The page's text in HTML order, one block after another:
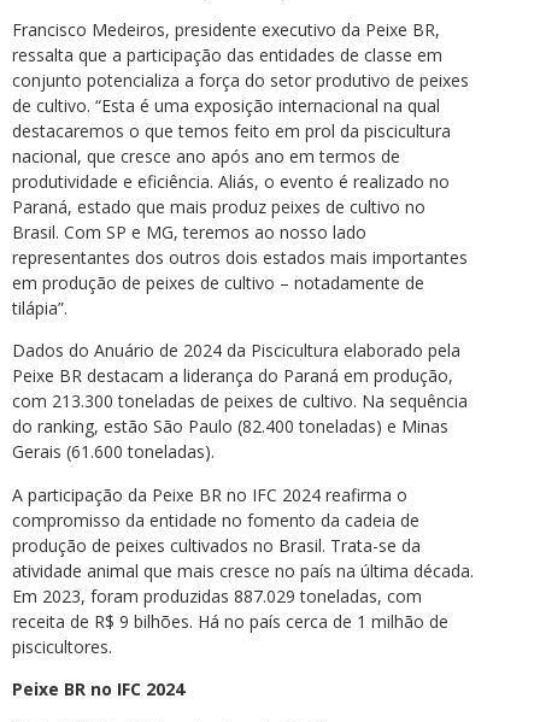
Francisco Medeiros, presidente executivo da Peixe BR,
ressalta que a participação das entidades de classe em
conjunto potencializa a força do setor produtivo de peixes
de cultivo. “Esta é uma exposição internacional na qual
destacaremos o que temos feito em prol da piscicultura
nacional, que cresce ano após ano em termos de
produtividade e eficiência. Aliás, o evento é realizado no
Paraná, estado que mais produz peixes de cultivo no
Brasil. Com SP e MG, teremos ao nosso lado
representantes dos outros dois estados mais importantes
em produção de peixes de cultivo – notadamente de
tilápia”.
Dados do Anuário de 2024 da Piscicultura elaborado pela
Peixe BR destacam a liderança do Paraná em produção,
com 213.300 toneladas de peixes de cultivo. Na sequência
do ranking, estão São Paulo (82.400 toneladas) e Minas
Gerais (61.600 toneladas).
A participação da Peixe BR no IFC 2024 reafirma o
compromisso da entidade no fomento da cadeia de
produção de peixes cultivados no Brasil. Trata-se da
atividade animal que mais cresce no país na última década.
Em 2023, foram produzidas 887.029 toneladas, com
receita de R$ 9 bilhões. Há no país cerca de 1 milhão de
piscicultores.
Peixe BR no IFC 2024